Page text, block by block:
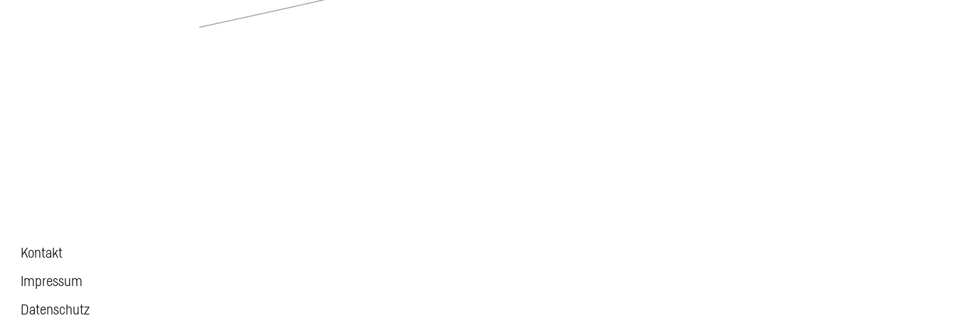
Kontakt
Impressum
Datenschutz